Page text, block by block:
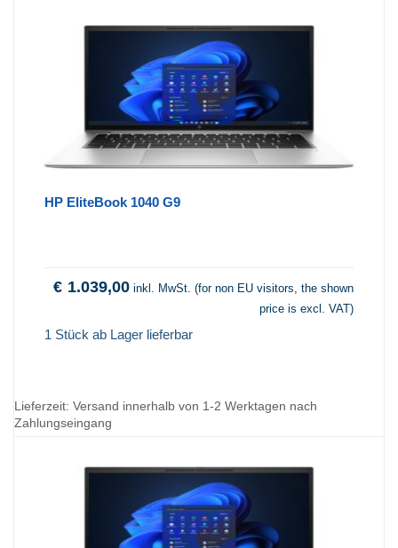
HP EliteBook 1040 G9
€ 1.039,00 inkl. MwSt. (for non EU visitors, the shown
price is excl. VAT)
1 Stück ab Lager lieferbar
Lieferzeit: Versand innerhalb von 1-2 Werktagen nach
Zahlungseingang